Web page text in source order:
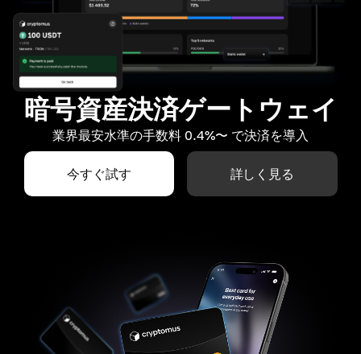
暗号資産決済ゲートウェイ
業界最安水準の手数料 0.4%〜 で決済を導入
今すぐ試す 詳しく見る